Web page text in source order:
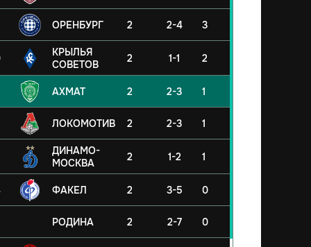
ОРЕНБУРГ 2 2-4 3
КРЫЛЬЯ
СОВЕТОВ
2 1-1 2
АХМАТ 2 2-3 1
ЛОКОМОТИВ 2 2-3 1
ДИНАМО-
МОСКВА
2 1-2 1
ФАКЕЛ 2 3-5 0
РОДИНА 2 2-7 0